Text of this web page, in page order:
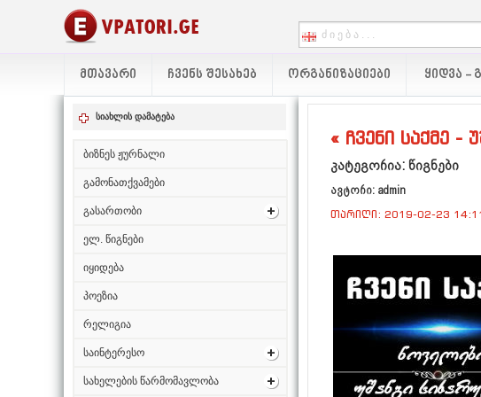
ᲛᲗᲐᲕᲐᲠᲘ ᲩᲕᲔᲜᲡ ᲨᲔᲡᲐᲮᲔᲑ ᲝᲠᲒᲐᲜᲘᲖᲐᲪᲘᲔᲑᲘ ᲧᲘᲓᲕᲐ -
სიახლის დამატება
ბიზნეს ჟურნალი
გამონათქვამები
გასართობი
ელ. წიგნები
იყიდება
პოეზია
რელიგია
საინტერესო
სახელების წარმომავლობა
« ჩვენი საქმე -
კატეგორია: წიგნები
ავტორი: admin
თარიღი: 2019-02-23